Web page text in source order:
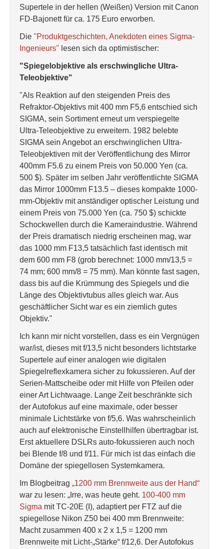
Supertele in der hellen (Weißen) Version mit Canon
FD-Bajonett für ca. 175 Euro erworben.
Die "Produktgeschichten, Anekdoten eines Sigma-
Ingenieurs" lesen sich da optimistischer:
"Spiegelobjektive als erschwingliche Ultra-
Teleobjektive"
"Als Reaktion auf den steigenden Preis des
Refraktor-Objektivs mit 400 mm F5,6 entschied sich
SIGMA, sein Sortiment erneut um verspiegelte
Ultra-Teleobjektive zu erweitern. 1982 belebte
SIGMA sein Angebot an erschwinglichen Ultra-
Teleobjektiven mit der Veröffentlichung des Mirror
400mm F5.6 zu einem Preis von 50.000 Yen (ca.
500 $). Später im selben Jahr veröffentlichte SIGMA
das Mirror 1000mm F13.5 – dieses kompakte 1000-
mm-Objektiv mit anständiger optischer Leistung und
einem Preis von 75.000 Yen (ca. 750 $) schickte
Schockwellen durch die Kameraindustrie. Während
der Preis dramatisch niedrig erscheinen mag, war
das 1000 mm F13,5 tatsächlich fast identisch mit
dem 600 mm F8 (grob berechnet: 1000 mm/13,5 =
74 mm; 600 mm/8 = 75 mm). Man könnte fast sagen,
dass bis auf die Krümmung des Spiegels und die
Länge des Objektivtubus alles gleich war. Aus
geschäftlicher Sicht war es ein ziemlich gutes
Objektiv."
Ich kann mir nicht vorstellen, dass es ein Vergnügen
war/ist, dieses mit f/13,5 nicht besonders lichtstarke
Supertele auf einer analogen wie digitalen
Spiegelreflexkamera sicher zu fokussieren. Auf der
Serien-Mattscheibe oder mit Hilfe von Pfeilen oder
einer Art Lichtwaage. Lange Zeit beschränkte sich
der Autofokus auf eine maximale, oder besser
minimale Lichtstärke von f/5,6. Was wahrscheinlich
auch auf elektronische Einstellhilfen übertragbar ist.
Erst aktuellere DSLRs auto-fokussieren auch noch
bei Blende f/8 und f/11. Für mich ist das einfach die
Domäne der spiegellosen Systemkamera.
Im Blogbeitrag „1200 mm Brennweite aus der Hand“
war zu lesen: „Irre, was heute geht. 100-400 mm
Sigma mit TC-20E (I), adaptiert per FTZ auf die
spiegellose Nikon Z50 bei 400 mm Brennweite:
Macht zusammen 400 x 2 x 1,5 = 1200 mm
Brennweite mit Licht-„Stärke“ f/12,6. Der Autofokus